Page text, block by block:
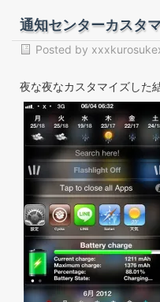
通知センターカスタ
Posted by
夜な夜なカスタマイズした